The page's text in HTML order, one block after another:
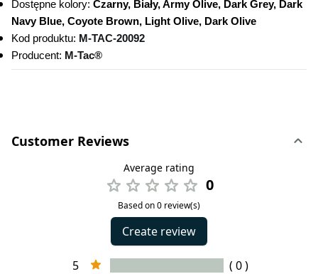
Dostępne kolory: Czarny, Biały, Army Olive, Dark Grey, Dark
Navy Blue, Coyote Brown, Light Olive, Dark Olive
Kod produktu: M-TAC-20092
Producent: M-Tac®
Customer Reviews
Average rating
0
Based on 0 review(s)
Create review
5
( 0 )